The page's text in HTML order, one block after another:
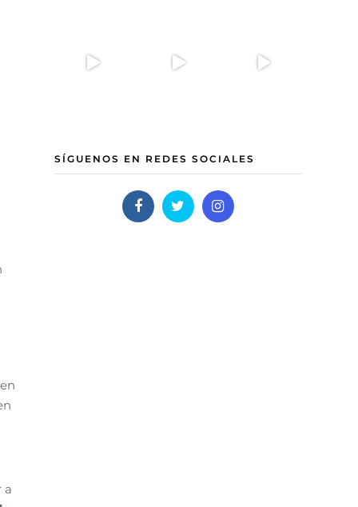
a
SÍGUENOS EN REDES SOCIALES